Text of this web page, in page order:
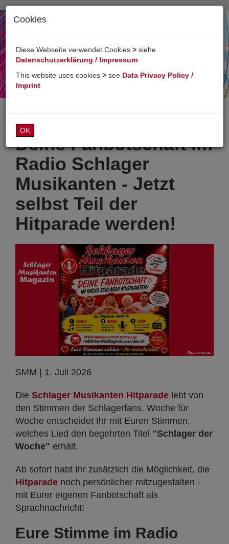
Toggle
Deine Fanbotschaft im
Radio Schlager
Musikanten - Jetzt
selbst Teil der
Hitparade werden!
SMM | 1. Juli 2026
Die Schlager Musikanten Hitparade lebt von
den Stimmen der Schlagerfans. Woche für
Woche entscheidet Ihr mit Euren Stimmen,
welches Lied den begehrten Titel "Schlager der
Woche" erhält.
Ab sofort habt Ihr zusätzlich die Möglichkeit, die
Hitparade noch persönlicher mitzugestalten -
mit Eurer eigenen Fanbotschaft als
Sprachnachricht!
Eure Stimme im Radio
Cookies
Diese Webseite verwendet Cookies > siehe
Datenschutzerklärung / Impressum
This website uses cookies > see Data Privacy Policy /
Imprint
OK